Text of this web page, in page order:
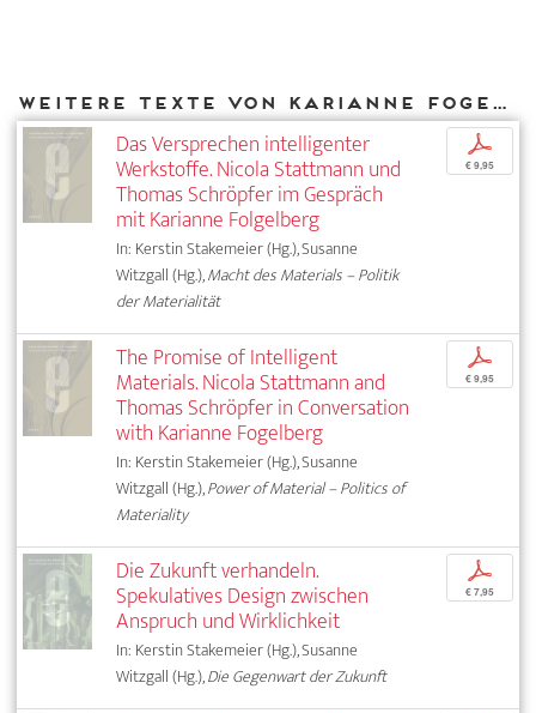
Weitere Texte von Karianne Fogelberg bei DIAPHANES
Das Versprechen intelligenter
Werkstoffe. Nicola Stattmann und
Thomas Schröpfer im Gespräch
mit Karianne Folgelberg
In: Kerstin Stakemeier (Hg.), Susanne
Witzgall (Hg.),Macht des Materials – Politik
der Materialität
p
€ 9,95
The Promise of Intelligent
Materials. Nicola Stattmann and
Thomas Schröpfer in Conversation
with Karianne Fogelberg
In: Kerstin Stakemeier (Hg.), Susanne
Witzgall (Hg.),Power of Material – Politics of
Materiality
p
€ 9,95
Die Zukunft verhandeln.
Spekulatives Design zwischen
Anspruch und Wirklichkeit
In: Kerstin Stakemeier (Hg.), Susanne
Witzgall (Hg.),Die Gegenwart der Zukunft
p
€ 7,95